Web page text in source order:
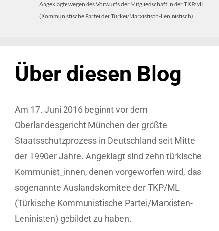
Angeklagte wegen des Vorwurfs der Mitgliedschaft in der TKP/ML
(Kommunistische Partei der Türkei/Marxistisch-Leninistisch).
Über diesen Blog
Am 17. Juni 2016 beginnt vor dem
Oberlandesgericht München der größte
Staatsschutzprozess in Deutschland seit Mitte
der 1990er Jahre. Angeklagt sind zehn türkische
Kommunist_innen, denen vorgeworfen wird, das
sogenannte Auslandskomitee der TKP/ML
(Türkische Kommunistische Partei/Marxisten-
Leninisten) gebildet zu haben.